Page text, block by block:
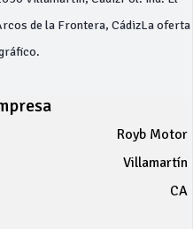
de la Frontera, CádizLa oferta
Royb Motor
Villamartín
CA